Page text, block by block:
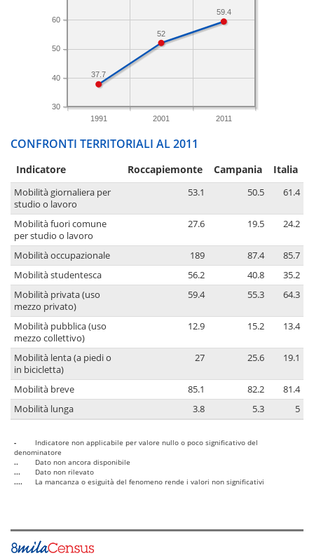
1991 2001 2011
30
40
50
60
59.4
52
37.7
CONFRONTI TERRITORIALI AL 2011
Indicatore Roccapiemonte Campania Italia
Mobilità giornaliera per
studio o lavoro
53.1 50.5 61.4
Mobilità fuori comune
per studio o lavoro
27.6 19.5 24.2
Mobilità occupazionale 189 87.4
85.7
Mobilità studentesca
56.2 40.8
35.2
Mobilità privata (uso
mezzo privato)
59.4 55.3 64.3
Mobilità pubblica (uso
mezzo collettivo)
12.9 15.2 13.4
Mobilità lenta (a piedi o
in bicicletta)
27 25.6 19.1
Mobilità breve 85.1 82.2
81.4
Mobilità lunga
3.8 5.3 5
-
Indicatore non applicabile per valore nullo o poco significativo del
denominatore
..
Dato non ancora disponibile
...
Dato non rilevato
....
La mancanza o esiguità del fenomeno rende i valori non significativi